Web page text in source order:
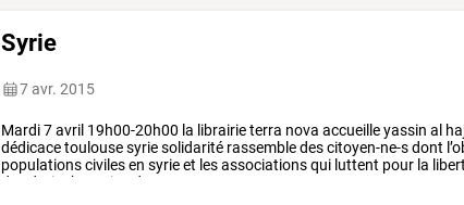
Syrie
7 avr. 2015
Mardi7avril 19h00-20h00 la librairieterra nova accueilleyassin al
dédicacetoulousesyriesolidarité rassembledescitoyen-ne-sdont
populationscivilesen syrieet lesassociationsqui luttent pour la
des
droits humains dans